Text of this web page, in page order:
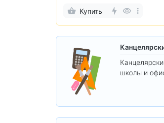
Купить
школы и